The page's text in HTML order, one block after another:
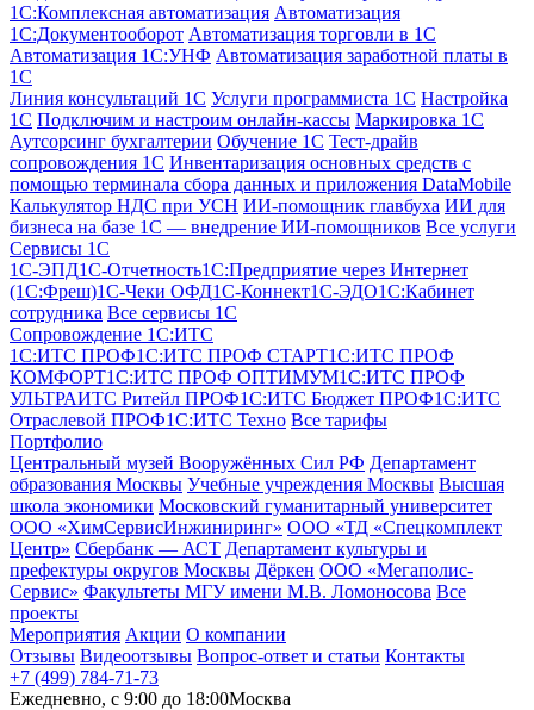
1С:Комплексная автоматизация Автоматизация
1С:Документооборот Автоматизация торговли в 1С
Автоматизация 1С:УНФ Автоматизация заработной платы в
1С
Линия консультаций 1С Услуги программиста 1С Настройка
1С Подключим и настроим онлайн-кассы Маркировка 1С
Аутсорсинг бухгалтерии Обучение 1С Тест-драйв
сопровождения 1С Инвентаризация основных средств с
помощью терминала сбора данных и приложения DataMobile
Калькулятор НДС при УСН ИИ-помощник главбуха ИИ для
бизнеса на базе 1С — внедрение ИИ-помощников Все услуги
Сервисы 1С
1С-ЭПД1C-Отчетность1С:Предприятие через Интернет
(1С:Фреш)1С-Чеки ОФД1С‑Коннект1С-ЭДО1С:Кабинет
сотрудника Все сервисы 1С
Сопровождение 1С:ИТС
1С:ИТС ПРОФ1С:ИТС ПРОФ СТАРТ1С:ИТС ПРОФ
КОМФОРТ1С:ИТС ПРОФ ОПТИМУМ1С:ИТС ПРОФ
УЛЬТРАИТС Ритейл ПРОФ1С:ИТС Бюджет ПРОФ1С:ИТС
Отраслевой ПРОФ1С:ИТС Техно Все тарифы
Портфолио
Центральный музей Вооружённых Сил РФ Департамент
образования Москвы Учебные учреждения Москвы Высшая
школа экономики Московский гуманитарный университет
ООО «ХимСервисИнжиниринг» ООО «ТД «Спецкомплект
Центр» Сбербанк — АСТ Департамент культуры и
префектуры округов Москвы Дёркен ООО «Мегаполис-
Сервис» Факультеты МГУ имени М.В. Ломоносова Все
проекты
Мероприятия Акции О компании
Отзывы Видеоотзывы Вопрос-ответ и статьи Контакты
+7 (499) 784-71-73
Ежедневно, c 9:00 до 18:00Москва